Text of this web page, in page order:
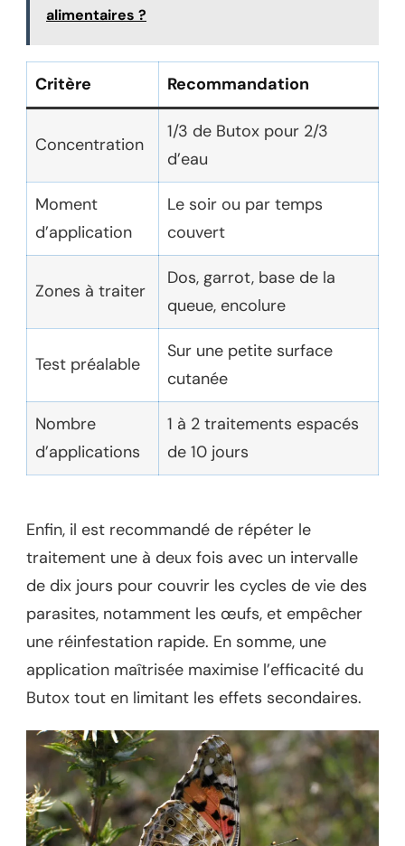
alimentaires ?
Critère Recommandation
Concentration
1/3 de Butox pour 2/3
d’eau
Moment
d’application
Le soir ou par temps
couvert
Zones à traiter
Dos, garrot, base de la
queue, encolure
Test préalable
Sur une petite surface
cutanée
Nombre
d’applications
1 à 2 traitements espacés
de 10 jours
Enfin, il est recommandé de répéter le
traitement une à deux fois avec un intervalle
de dix jours pour couvrir les cycles de vie des
parasites, notamment les œufs, et empêcher
une réinfestation rapide. En somme, une
application maîtrisée maximise l’efficacité du
Butox tout en limitant les effets secondaires.